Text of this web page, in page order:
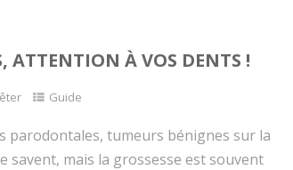
ATTENTION À VOS DENTS !
Guide
parodontales, tumeurs bénignes sur la
savent, mais la grossesse est souvent